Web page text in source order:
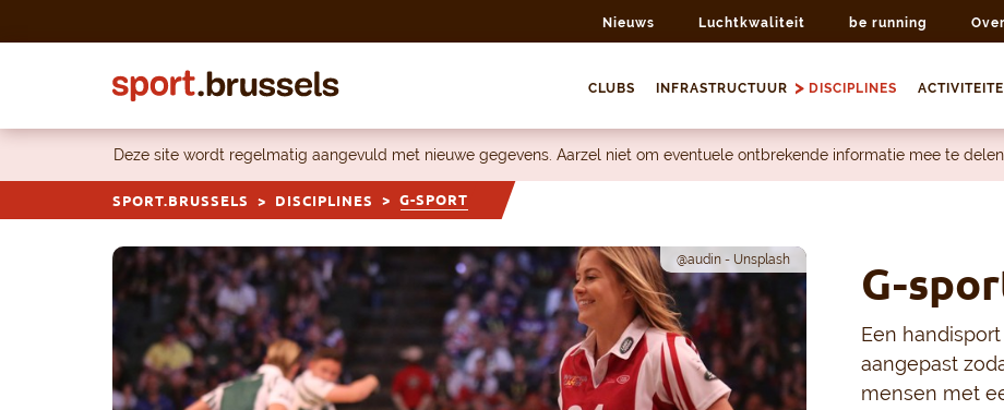
Nieuws Luchtkwaliteit be running
CLUBS INFRASTRUCTUUR DISCIPLINES
Deze site wordt regelmatig aangevuld met nieuwe gegevens. Aarzel niet om eventuele ontbrekende informatie mee te
SPORT.BRUSSELS DISCIPLINES G-SPORT
@audin - Unsplash G-
Een
aangepast
mensen met